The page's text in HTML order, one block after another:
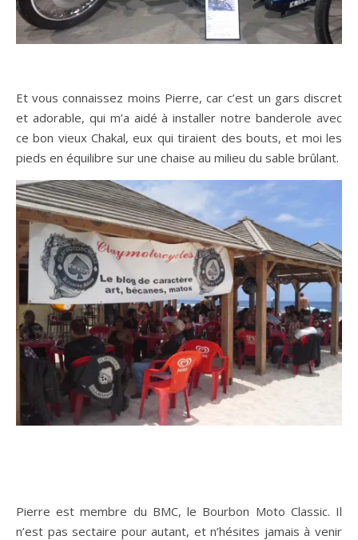
Et vous connaissez moins Pierre, car c’est un gars discret
et adorable, qui m’a aidé à installer notre banderole avec
ce bon vieux Chakal, eux qui tiraient des bouts, et moi les
pieds en équilibre sur une chaise au milieu du sable brûlant.
Pierre est membre du BMC, le Bourbon Moto Classic. Il
n’est pas sectaire pour autant, et n’hésites jamais à venir